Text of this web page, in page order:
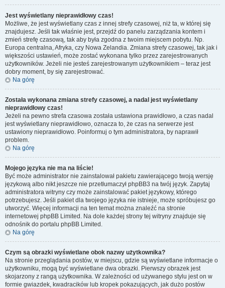
Jest wyświetlany nieprawidłowy czas!
Możliwe, że jest wyświetlany czas z innej strefy czasowej, niż ta, w której się
znajdujesz. Jeśli tak właśnie jest, przejdź do panelu zarządzania kontem i
zmień strefę czasową, tak aby była zgodna z twoim miejscem pobytu. Np.
Europa centralna, Afryka, czy Nowa Zelandia. Zmiana strefy czasowej, tak jak i
większości ustawień, może zostać wykonana tylko przez zarejestrowanych
użytkowników. Jeżeli nie jesteś zarejestrowanym użytkownikiem – teraz jest
dobry moment, by się zarejestrować.
Na górę
Została wykonana zmiana strefy czasowej, a nadal jest wyświetlany
nieprawidłowy czas!
Jeżeli na pewno strefa czasowa została ustawiona prawidłowo, a czas nadal
jest wyświetlany nieprawidłowo, oznacza to, że czas na serwerze jest
ustawiony nieprawidłowo. Poinformuj o tym administratora, by naprawił
problem.
Na górę
Mojego języka nie ma na liście!
Być może administrator nie zainstalował pakietu zawierającego twoją wersję
językową albo nikt jeszcze nie przetłumaczył phpBB3 na twój język. Zapytaj
administratora witryny czy może zainstalować pakiet językowy, którego
potrzebujesz. Jeśli pakiet dla twojego języka nie istnieje, może spróbujesz go
utworzyć. Więcej informacji na ten temat można znaleźć na stronie
internetowej phpBB Limited. Na dole każdej strony tej witryny znajduje się
odnośnik do portalu phpBB Limited.
Na górę
Czym są obrazki wyświetlane obok nazwy użytkownika?
Na stronie przeglądania postów, w miejscu, gdzie są wyświetlane informacje o
użytkowniku, mogą być wyświetlane dwa obrazki. Pierwszy obrazek jest
skojarzony z rangą użytkownika. W zależności od używanego stylu jest on w
formie gwiazdek, kwadracików lub kropek pokazujących, jak dużo postów